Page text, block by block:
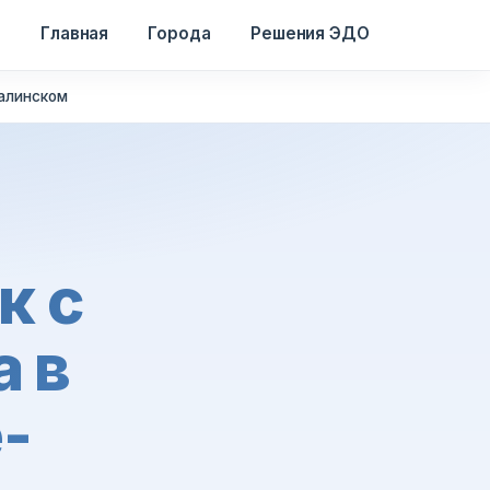
Главная Города Решения ЭДО
с
в